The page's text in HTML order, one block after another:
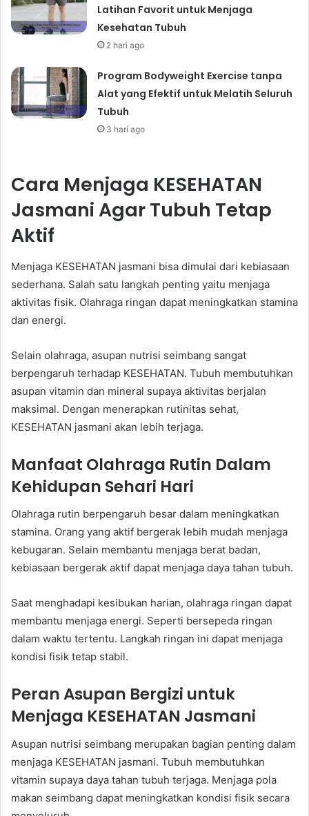
Latihan Favorit untuk Menjaga
Kesehatan Tubuh
2 hari ago
Program Bodyweight Exercise tanpa
Alat yang Efektif untuk Melatih Seluruh
Tubuh
3 hari ago
Cara Menjaga KESEHATAN
Jasmani Agar Tubuh Tetap
Aktif
Menjaga KESEHATAN jasmani bisa dimulai dari kebiasaan
sederhana. Salah satu langkah penting yaitu menjaga
aktivitas fisik. Olahraga ringan dapat meningkatkan stamina
dan energi.
Selain olahraga, asupan nutrisi seimbang sangat
berpengaruh terhadap KESEHATAN. Tubuh membutuhkan
asupan vitamin dan mineral supaya aktivitas berjalan
maksimal. Dengan menerapkan rutinitas sehat,
KESEHATAN jasmani akan lebih terjaga.
Manfaat Olahraga Rutin Dalam
Kehidupan Sehari Hari
Olahraga rutin berpengaruh besar dalam meningkatkan
stamina. Orang yang aktif bergerak lebih mudah menjaga
kebugaran. Selain membantu menjaga berat badan,
kebiasaan bergerak aktif dapat menjaga daya tahan tubuh.
Saat menghadapi kesibukan harian, olahraga ringan dapat
membantu menjaga energi. Seperti bersepeda ringan
dalam waktu tertentu. Langkah ringan ini dapat menjaga
kondisi fisik tetap stabil.
Peran Asupan Bergizi untuk
Menjaga KESEHATAN Jasmani
Asupan nutrisi seimbang merupakan bagian penting dalam
menjaga KESEHATAN jasmani. Tubuh membutuhkan
vitamin supaya daya tahan tubuh terjaga. Menjaga pola
makan seimbang dapat meningkatkan kondisi fisik secara